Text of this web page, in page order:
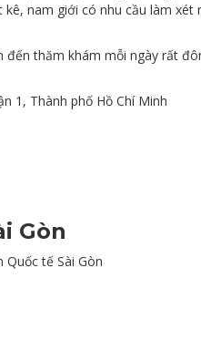
nam giới có nhu cầu làm xét
thăm khám mỗi ngày rất
1, Thành phố Hồ Chí Minh
Gòn